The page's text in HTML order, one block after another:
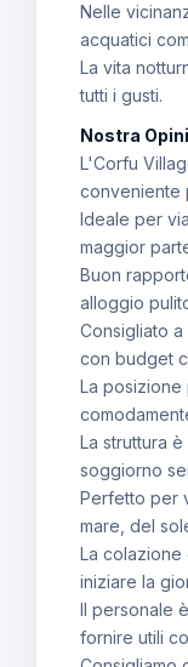
Nelle
acquatici
La vita
tutti i gusti.
Nostra
L'Corfu
conveniente
Ideale per
maggior
Buon
alloggio
Consigliato
con budget
La
La struttura
soggiorno
Perfetto per
mare, del
La
iniziare la
Il personale
fornire utili